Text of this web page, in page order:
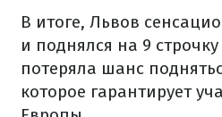
В итоге, Львов
и поднялся на 9
потеряла шанс
которое гарантирует